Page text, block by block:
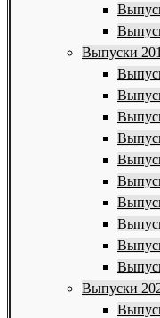
Выпуски
Выпуски